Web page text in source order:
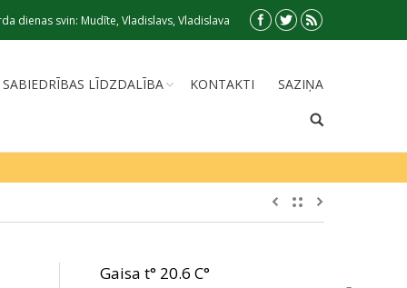
dienas svin: Mudīte, Vladislavs, Vladislava
SABIEDRĪBAS LĪDZDALĪBA KONTAKTI SAZIŅA
Gaisa t° 20.6 C°